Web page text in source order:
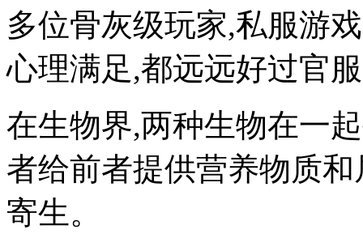
多位骨灰级玩家,私服游
心理满足,都远远好过官
在生物界,两种生物在一
者给前者提供营养物质
寄生。